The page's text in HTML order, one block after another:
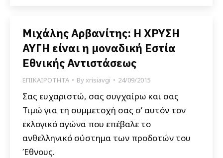
Μιχάλης Αρβανίτης: Η ΧΡΥΣΗ
ΑΥΓΗ είναι η μοναδική Εστία
Εθνικής Αντιστάσεως
ΕΠΙΚΑΙΡΟΤΗΤΑ Byxrisiavgi 24/09/2015
Σας ευχαριστώ, σας συγχαίρω και σας
Τιμώ για τη συμμετοχή σας σ’ αυτόν τον
εκλογικό αγώνα που επέβαλε το
ανθελληνικό σύστημα των προδοτών του
Έθνους.